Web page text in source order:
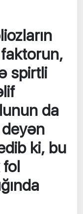
spirtli
da
ki, bu